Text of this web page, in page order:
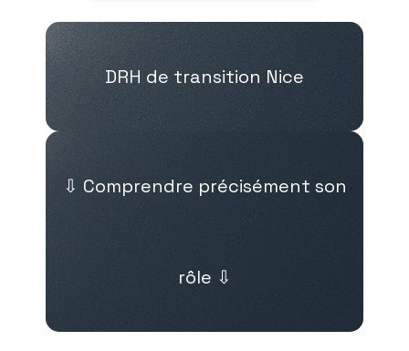
DRH de transition Nice
⇩ Comprendre précisément son
rôle ⇩